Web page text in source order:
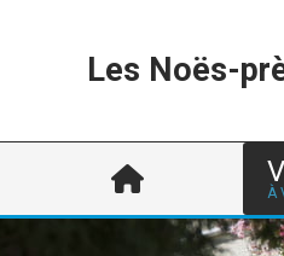
Les Noës-
À